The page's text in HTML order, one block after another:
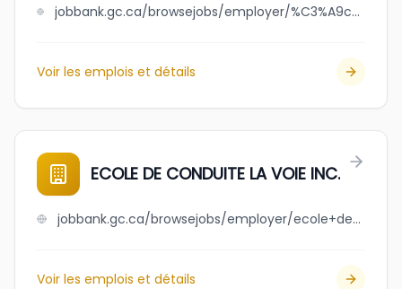
jobbank.gc.ca/browsejobs/employer/%C3%A9cole+de+conduite+du+qu%C3%A9bec+%28ecq%29/ca
Voir les emplois et détails
ECOLE DE CONDUITE LA VOIE INC.
jobbank.gc.ca/browsejobs/employer/ecole+de+conduite+la+voie+inc./ca
Voir les emplois et détails